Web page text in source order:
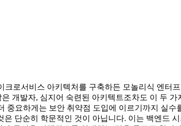
로서비스 아키텍처를 구축하든 모놀리식 엔터
개발자, 심지어 숙련된 아키텍트조차도 이 두 가
요하게는 보안 취약점 도입에 이르기까지 실수
단순히 학문적인 것이 아닙니다. 이는 백엔드